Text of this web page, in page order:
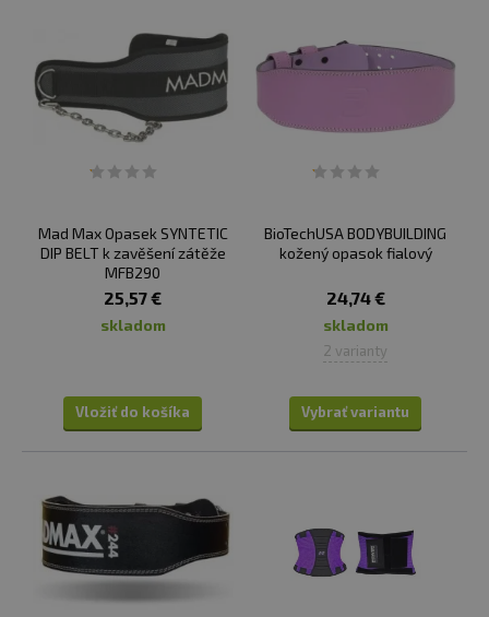
Mad Max Opasek SYNTETIC
DIP BELT k zavěšení zátěže
MFB290
25,57 €
skladom
Vložiť do košíka
BioTechUSA BODYBUILDING
kožený opasok fialový
24,74 €
skladom
2 varianty
Vybrať variantu